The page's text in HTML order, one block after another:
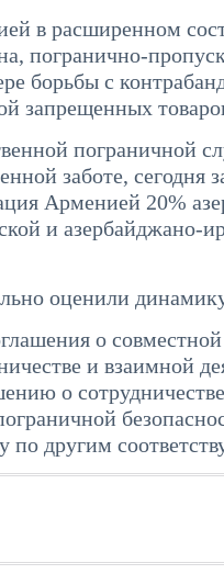
в расширенном
погранично-
борьбы с
запрещенных
пограничной
заботе,
Арменией 20%
и азербайджано-
оценили
о
и взаимной
о
по другим